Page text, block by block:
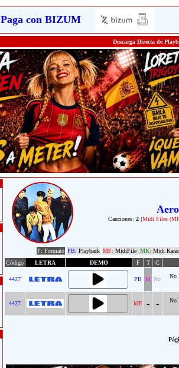
Paga con BIZUM
Descarga Directa de
Canciones: 2 (Midi Files
F: Formato PB: Playback MF: MidiFile MK: Midi
Código
LETRA DEMO F T C
4427 PB M No No
4427 MF - - No